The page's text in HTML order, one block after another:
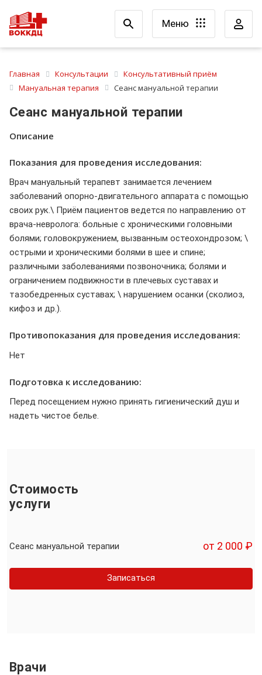
Меню
Главная Консультации
Консультативный приём
Мануальная терапия
Сеанс мануальной терапии
Сеанс мануальной терапии
Описание
Показания для проведения исследования:
Врач мануальный терапевт занимается лечением
заболеваний опорно-двигательного аппарата с помощью
своих рук.\ Приём пациентов ведется по направлению от
врача-невролога: больные с хроническими головными
болями; головокружением, вызванным остеохондрозом; \
острыми и хроническими болями в шее и спине;
различными заболеваниями позвоночника; болями и
ограничением подвижности в плечевых суставах и
тазобедренных суставах; \ нарушением осанки (сколиоз,
кифоз и др.).
Противопоказания для проведения исследования:
Нет
Подготовка к исследованию:
Перед посещением нужно принять гигиенический душ и
надеть чистое белье.
Стоимость
услуги
Сеанс мануальной терапии от 2 000 ₽
Записаться
Врачи